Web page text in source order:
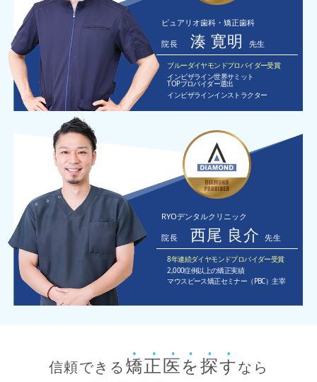
ピュアリオ歯科・矯正歯科
院長
湊 寛明 先生
ブルーダイヤモンドプロバイダー受賞
インビザライン世界サミット
TOPプロバイダー選出
インビザラインインストラクター
RYOデンタルクリニック
院長
西尾 良介 先生
8年連続ダイヤモンドプロバイダー受賞
2,000症例以上の矯正実績
マウスピース矯正セミナー（PBC）主宰
信頼できる矯正医を探すなら